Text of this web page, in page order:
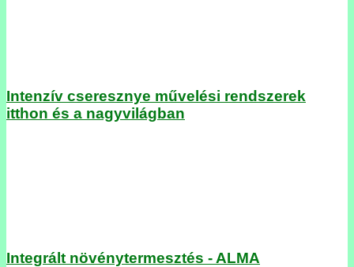
Intenzív cseresznye művelési rendszerek
itthon és a nagyvilágban
Integrált növénytermesztés - ALMA